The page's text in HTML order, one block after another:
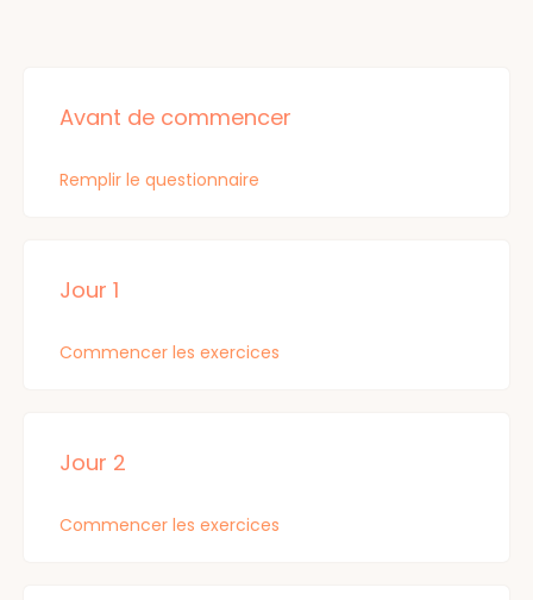
Avant de commencer
Remplir le questionnaire
Jour 1
Commencer les exercices
Jour 2
Commencer les exercices